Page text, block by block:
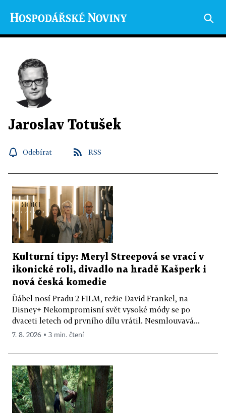
Jaroslav Totušek
Odebírat RSS
Kulturní tipy: Meryl Streepová se vrací v
ikonické roli, divadlo na hradě Kašperk i
nová česká komedie
Ďábel nosí Pradu 2 FILM, režie David Frankel, na
Disney+ Nekompromisní svět vysoké módy se po
dvaceti letech od prvního dílu vrátil. Nesmlouvavá...
7. 8. 2026 ▪ 3 min. čtení